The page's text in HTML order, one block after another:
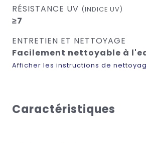
RÉSISTANCE UV (INDICE UV)
≥7
ENTRETIEN ET NETTOYAGE
Facilement nettoyable à
Afficher les instructions de
Caractéristiques